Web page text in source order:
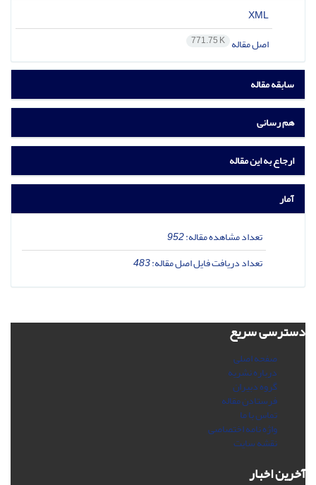
XML
اصل مقاله 771.75 K
سابقه مقاله
هم رسانی
ارجاع به این مقاله
آمار
تعداد مشاهده مقاله:952
تعداد دریافت فایل اصل مقاله:483
دسترسی سریع
صفحه اصلی
درباره نشریه
گروه دبیران
فرستادن مقاله
تماس با ما
واژه نامه اختصاصی
نقشه سایت
آخرین اخبار